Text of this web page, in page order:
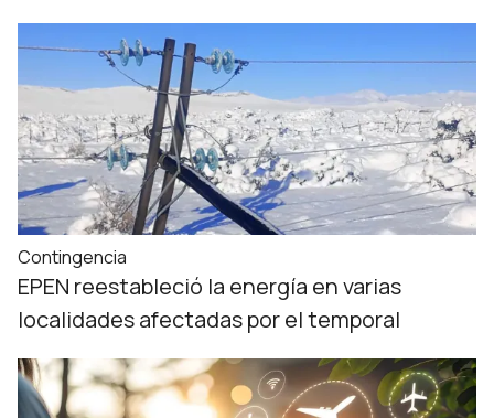
Contingencia
EPEN reestableció la energía en varias
localidades afectadas por el temporal